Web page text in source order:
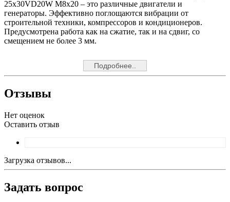
25x30VD20W M8x20 – это различные двигатели и
генераторы. Эффективно поглощаются вибрации от
строительной техники, компрессоров и кондиционеров.
Предусмотрена работа как на сжатие, так и на сдвиг, со
смещением не более 3 мм.
Подробнее..
Отзывы
Нет оценок
Оставить отзыв
Загрузка отзывов...
Задать вопрос